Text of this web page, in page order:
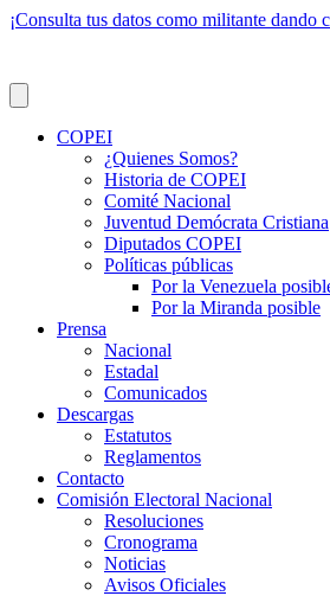
¡Consulta tus datos como militante dando
COPEI
¿Quienes Somos?
Historia de COPEI
Comité Nacional
Juventud Demócrata Cristiana
Diputados COPEI
Políticas públicas
Por la Venezuela
Por la Miranda posible
Prensa
Nacional
Estadal
Comunicados
Descargas
Estatutos
Reglamentos
Contacto
Comisión Electoral Nacional
Resoluciones
Cronograma
Noticias
Avisos Oficiales